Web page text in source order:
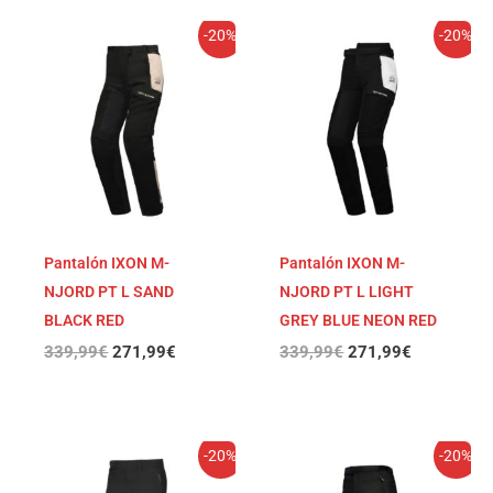
-20%
Pantalón IXON M-
NJORD PT L SAND
BLACK RED
339,99€
precio
original
era:
339,99€.
271,99€
precio
-20%
Pantalón IXON M-
NJORD PT L LIGHT
GREY BLUE NEON RED
339,99€
precio
original
era:
339,99€.
271,99€
precio
-20%
precio
-20%
precio
precio